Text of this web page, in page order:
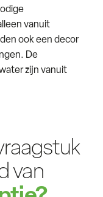
vanuit
ook een decor
De
zijn vanuit
van